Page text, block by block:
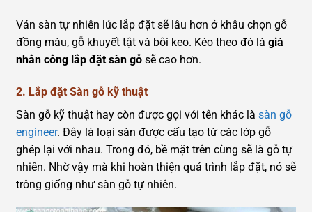
Ván sàn tự nhiên lúc lắp đặt sẽ lâu hơn ở khâu chọn gỗ
đồng màu, gỗ khuyết tật và bôi keo. Kéo theo đó là giá
nhân công lắp đặt sàn gỗ sẽ cao hơn.
2. Lắp đặt Sàn gỗ kỹ thuật
Sàn gỗ kỹ thuật hay còn được gọi với tên khác là sàn gỗ
engineer. Đây là loại sàn được cấu tạo từ các lớp gỗ
ghép lại với nhau. Trong đó, bề mặt trên cùng sẽ là gỗ tự
nhiên. Nhờ vậy mà khi hoàn thiện quá trình lắp đặt, nó sẽ
trông giống như sàn gỗ tự nhiên.